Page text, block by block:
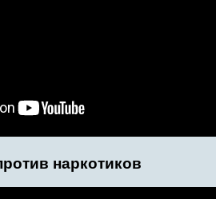
наркотиков